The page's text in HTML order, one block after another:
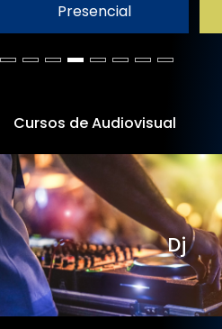
Presencial
Cursos de Audiovisual
Dj